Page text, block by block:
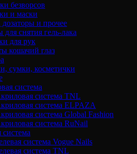
безворсов
и маски
и прочее
снятия гель-лака
для рук
кошачий глаз
сумки, косметички
система
система TNL
система ELPAZA
система Global Fashion
система RuNail
система
система Vogue Nails
система TNL